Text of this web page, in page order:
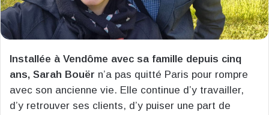
Installée à Vendôme avec sa famille depuis cinq
ans, Sarah Bouër n’a pas quitté Paris pour rompre
avec son ancienne vie. Elle continue d’y travailler,
d’y retrouver ses clients, d’y puiser une part de